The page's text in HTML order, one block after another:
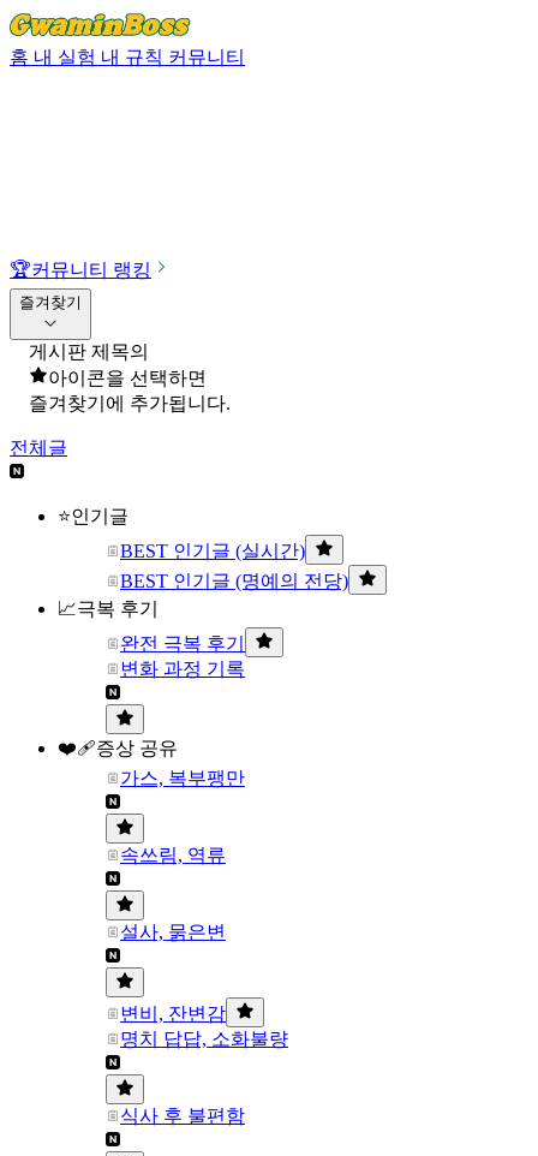
홈 내 실험 내 규칙 커뮤니티
🏆커뮤니티 랭킹
즐겨찾기
게시판 제목의
아이콘을 선택하면
즐겨찾기에 추가됩니다.
전체글
⭐인기글
BEST 인기글 (실시간)
BEST 인기글 (명예의 전당)
📈극복 후기
완전 극복 후기
변화 과정 기록
❤️‍🩹증상 공유
가스, 복부팽만
속쓰림, 역류
설사, 묽은변
변비, 잔변감
명치 답답, 소화불량
식사 후 불편함